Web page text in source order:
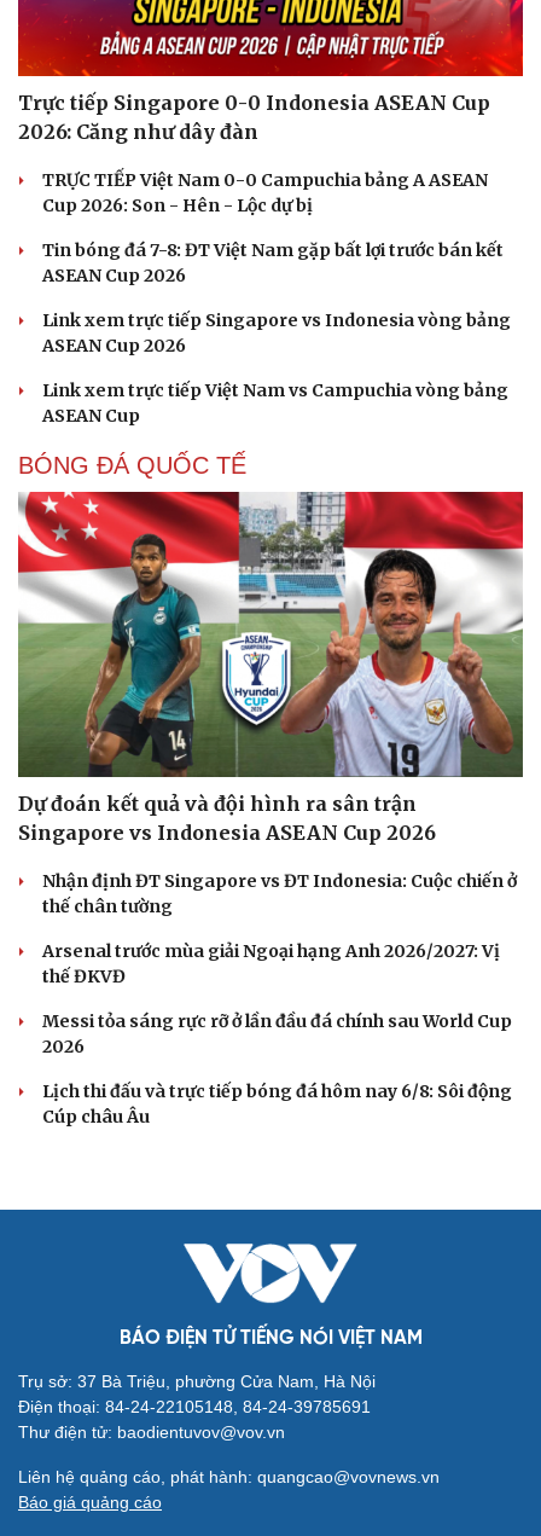
Trực tiếp Singapore 0-0 Indonesia ASEAN Cup
2026: Căng như dây đàn
TRỰC TIẾP Việt Nam 0-0 Campuchia bảng A ASEAN
Cup 2026: Son - Hên - Lộc dự bị
Tin bóng đá 7-8: ĐT Việt Nam gặp bất lợi trước bán kết
ASEAN Cup 2026
Link xem trực tiếp Singapore vs Indonesia vòng bảng
ASEAN Cup 2026
Link xem trực tiếp Việt Nam vs Campuchia vòng bảng
ASEAN Cup
BÓNG ĐÁ QUỐC TẾ
Dự đoán kết quả và đội hình ra sân trận
Singapore vs Indonesia ASEAN Cup 2026
Nhận định ĐT Singapore vs ĐT Indonesia: Cuộc chiến ở
thế chân tường
Arsenal trước mùa giải Ngoại hạng Anh 2026/2027: Vị
thế ĐKVĐ
Messi tỏa sáng rực rỡ ở lần đầu đá chính sau World Cup
2026
Lịch thi đấu và trực tiếp bóng đá hôm nay 6/8: Sôi động
Cúp châu Âu
BÁO ĐIỆN TỬ TIẾNG NÓI VIỆT NAM
Trụ sở: 37 Bà Triệu, phường Cửa Nam, Hà Nội
Điện thoại: 84-24-22105148, 84-24-39785691
Thư điện tử: baodientuvov@vov.vn
Liên hệ quảng cáo, phát hành: quangcao@vovnews.vn
Báo giá quảng cáo